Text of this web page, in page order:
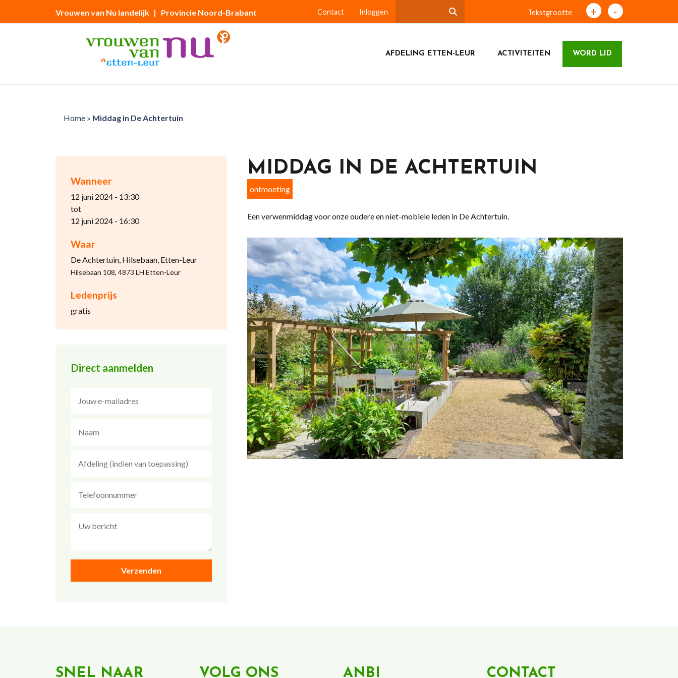
Vrouwen van Nu landelijk | Provincie Noord-Brabant Contact Inloggen Tekstgrootte + -
AFDELING ETTEN-LEUR ACTIVITEITEN WORD LID
Home» Middag in De Achtertuin
Wanneer
12 juni 2024 - 13:30
tot
12 juni 2024 - 16:30
Waar
De Achtertuin, Hilsebaan, Etten-Leur
Hilsebaan 108, 4873 LH Etten-Leur
Ledenprijs
gratis
Direct aanmelden
MIDDAG IN DE ACHTERTUIN
ontmoeting
Een verwenmiddag voor onze oudere en niet-mobiele leden in De Achtertuin.
SNEL NAAR VOLG ONS ANBI CONTACT